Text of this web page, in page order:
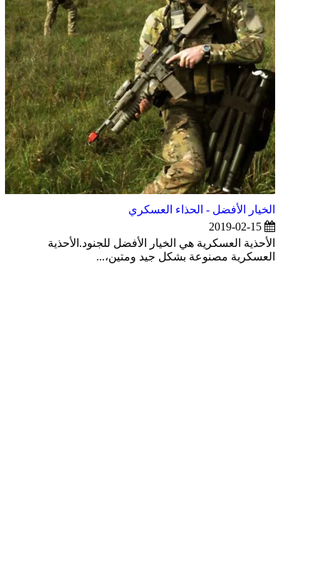
الخيار الأفضل - الحذاء العسكري
2019-02-15
الأحذية العسكرية هي الخيار الأفضل للجنود.الأحذية
العسكرية مصنوعة بشكل جيد ومتين،...